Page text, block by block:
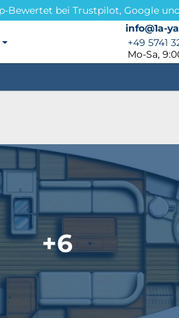
Bewertet bei Trustpilot, Google
info@1a-
info@1a-
+49 5741
+49 5741
Mo-Sa,
+6